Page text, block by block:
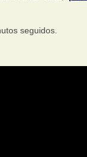
seguidos.